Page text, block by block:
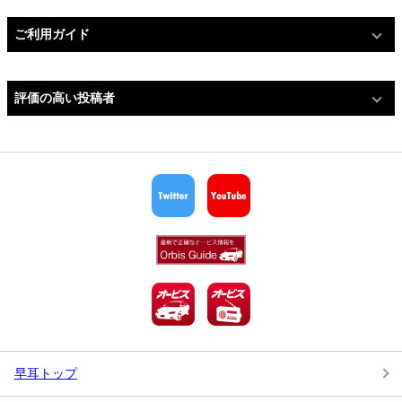
ご利用ガイド
評価の高い投稿者
早耳トップ